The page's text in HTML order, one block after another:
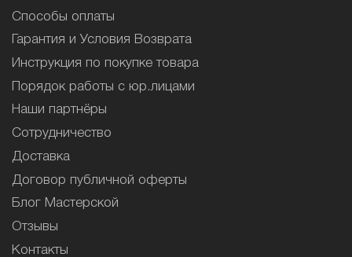
Способы оплаты
Гарантия и Условия Возврата
Инструкция по покупке товара
Порядок работы с юр.лицами
Наши партнёры
Сотрудничество
Доставка
Договор публичной оферты
Блог Мастерской
Отзывы
Контакты